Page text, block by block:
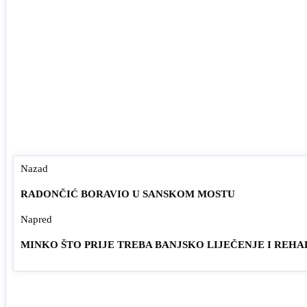
Nazad
RADONČIĆ BORAVIO U SANSKOM MOSTU
Napred
MINKO ŠTO PRIJE TREBA BANJSKO LIJEČENJE I